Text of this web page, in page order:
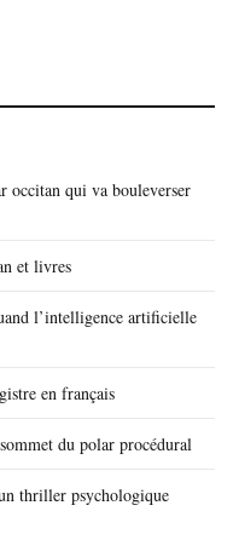
occitan qui va bouleverser
et livres
l’intelligence artificielle
en français
du polar procédural
thriller psychologique